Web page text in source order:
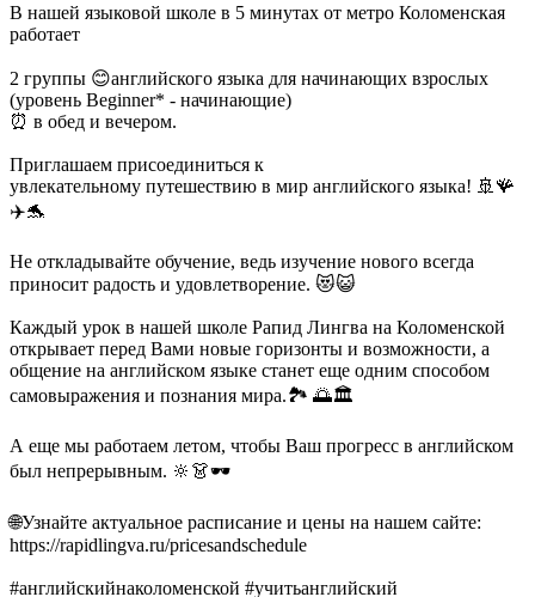
В нашей языковой школе в 5 минутах от метро Коломенская
работает
2 группы 😊английского языка для начинающих взрослых
(уровень Beginner* - начинающие)
⏰ в обед и вечером.
Приглашаем присоединиться к
увлекательному путешествию в мир английского языка! 🚢🪸
✈️🐬
Не откладывайте обучение, ведь изучение нового всегда
приносит радость и удовлетворение. 😻😺
Каждый урок в нашей школе Рапид Лингва на Коломенской
открывает перед Вами новые горизонты и возможности, а
общение на английском языке станет еще одним способом
самовыражения и познания мира.🏞️ 🌅🏛️
А еще мы работаем летом, чтобы Ваш прогресс в английском
был непрерывным. 🔆👗🕶️
🌐Узнайте актуальное расписание и цены на нашем сайте:
https://rapidlingva.ru/pricesandschedule
#английскийнаколоменской #учитьанглийский